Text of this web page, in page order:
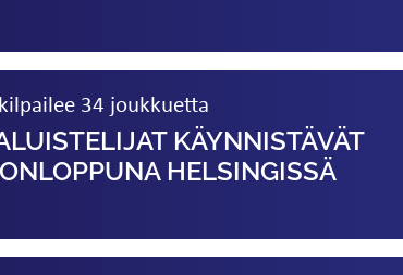
34 joukkuetta
KÄYNNISTÄVÄT
HELSINGISSÄ